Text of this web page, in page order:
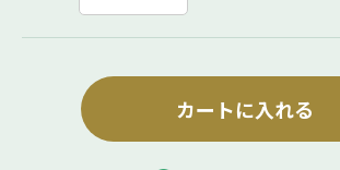
カートに入れる